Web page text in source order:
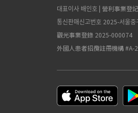
대표이사 배인호 | 營利事業登
통신판매신고번호 2025-서울
觀光事業登錄 2025-000074
外國人患者招攬註冊機構